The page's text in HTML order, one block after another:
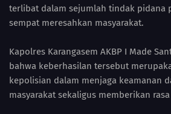
terlibat dalam sejumlah tindak pidana
sempat meresahkan masyarakat.
Kapolres Karangasem AKBP I Made
bahwa keberhasilan tersebut
kepolisian dalam menjaga keamanan
masyarakat sekaligus memberikan